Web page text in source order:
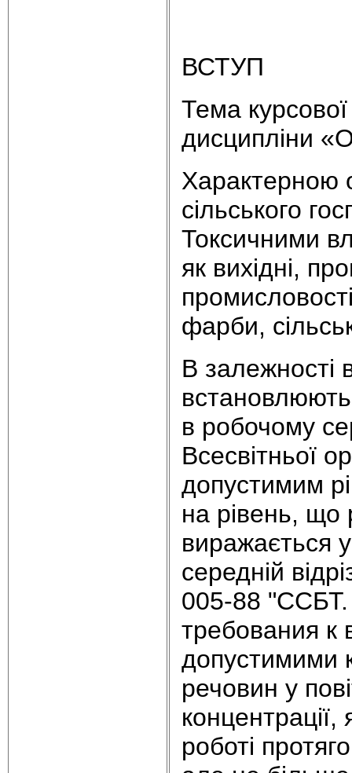
ВСТУП
Тема
дисципліни
Характерною
сільського
Токсичними
як вихідні,
фарби,
В залежності
в робочому
Всесвітньої
допустимим
на рівень, що
виражається
середній
005-88 "ССБТ.
требования к
допустимими
речовин у
концентрації,
роботі